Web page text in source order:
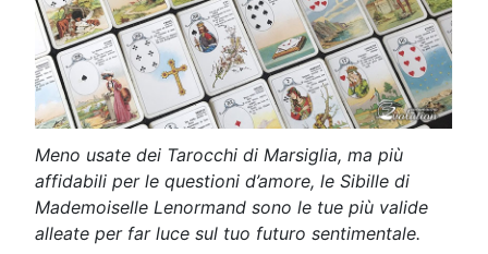
Meno usate dei Tarocchi di Marsiglia, ma più
affidabili per le questioni d’amore, le Sibille di
Mademoiselle Lenormand sono le tue più valide
alleate per far luce sul tuo futuro sentimentale.